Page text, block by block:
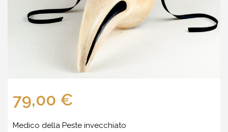
79,00 €
Medico della Peste invecchiato